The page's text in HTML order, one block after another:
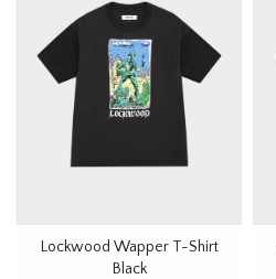
Lockwood Wapper T-Shirt
Black